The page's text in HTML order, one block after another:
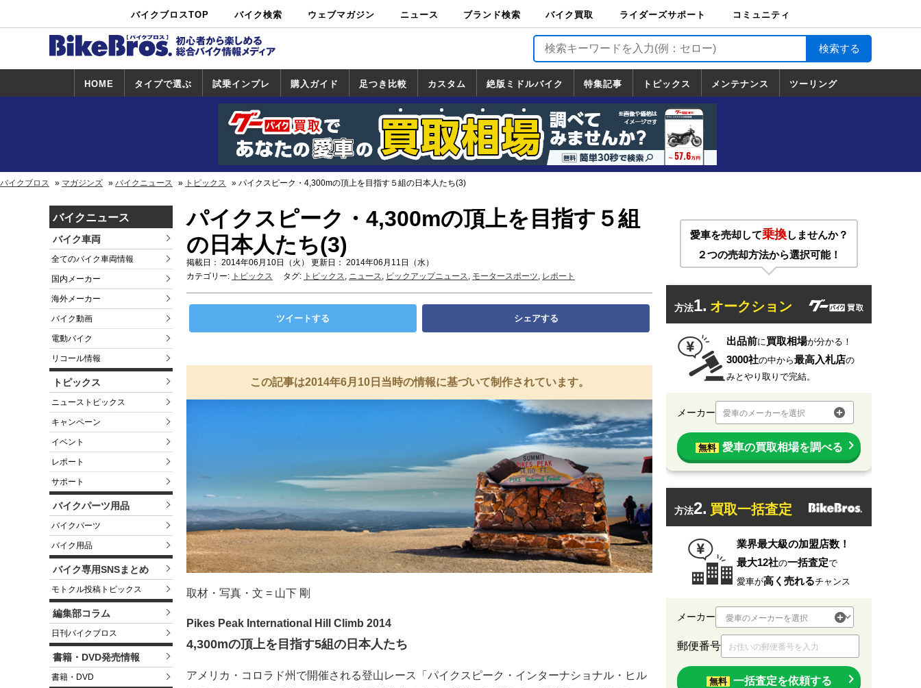
バイクブロスTOP バイク検索
中古バイ
ク・新車検
カタログ検
索
ショップ検
索
ウェブマガジン ニュース ブランド検索 バイク買取
バイク買取
ライダーズサポート
ライダーズサポート
TOP
バイク輸送
バイクガレージライ
フ
バイク車両保険
ロードサービス
バイク試乗
コミュニティ
HOME タイプで選ぶ 試乗インプレ
試乗インプレ
一覧
ホンダ
ヤマハ
スズキ
カワサキ
ハーレー
BMW
トライアンフ
ドゥカティ
購入ガイド
一覧
足つき比較 カスタム
カスタム
一覧
ホンダ
ヤマハ
スズキ
カワサキ
絶版ミドルバイク
絶版ミドルバイク
一覧
ホンダ
ヤマハ
スズキ
カワサキ
特集記事 トピックス
トピックス
一覧
ホンダ
ヤマハ
スズキ
カワサキ
ハーレーダ
ビッドソン
BMW
ドゥカティ
トライアン
フ
メンテナンス ツーリング
道の駅調査隊
ツーリング情報局
日本の道50選
国道めぐり
林道ツーリング
バイクブロス マガジンズ バイクニュース トピックス パイクスピーク・4,300mの頂上を目指す５組の日本人たち(3)
バイクニュース
バイク車両
全てのバイク車両情報
国内メーカー
海外メーカー
バイク動画
電動バイク
リコール情報
トピックス
ニューストピックス
キャンペーン
イベント
レポート
サポート
バイクパーツ用品
バイクパーツ
バイク用品
バイク専用SNSまとめ
モトクル投稿トピックス
編集部コラム
日刊バイクブロス
書籍・DVD発売情報
書籍・DVD
パイクスピーク・4,300mの頂上を目指す５組
の日本人たち(3)
掲載日： 2014年06月10日（火） 更新日： 2014年06月11日（水）
カテゴリー: トピックス タグ: トピックス, ニュース, ピックアップニュース, モータースポーツ, レポート
ツイートする シェアする
この記事は2014年6月10日当時の情報に基づいて制作されています。
取材・写真・文 = 山下 剛
Pikes Peak International Hill Climb 2014
4,300mの頂上を目指す5組の日本人たち
アメリカ・コロラド州で開催される登山レース「パイクスピーク・インターナショナル・ヒル
愛車を売却して乗換しませんか？
２つの売却方法から選択可能！
方法1. オークション
出品前に買取相場が分かる！
3000社の中から最高入札店の
みとやり取りで完結。
メーカー 愛車のメーカーを選択
無料 愛車の買取相場を調べる
方法2. 買取一括査定
業界最大級の加盟店数！
最大12社の一括査定で
愛車が高く売れるチャンス
メーカー
郵便番号
無料 一括査定を依頼する